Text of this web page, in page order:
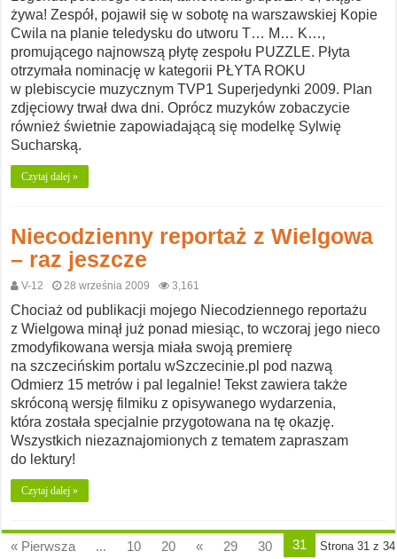
żywa! Zespół, pojawił się w sobotę na warszawskiej Kopie
Cwila na planie teledysku do utworu T… M… K…,
promującego najnowszą płytę zespołu PUZZLE. Płyta
otrzymała nominację w kategorii PŁYTA ROKU
w plebiscycie muzycznym TVP1 Superjedynki 2009. Plan
zdjęciowy trwał dwa dni. Oprócz muzyków zobaczycie
również świetnie zapowiadającą się modelkę Sylwię
Sucharską.
Czytaj dalej »
Niecodzienny reportaż z Wielgowa
– raz jeszcze
V-12 28 września 2009 3,161
Chociaż od publikacji mojego Niecodziennego reportażu
z Wielgowa minął już ponad miesiąc, to wczoraj jego nieco
zmodyfikowana wersja miała swoją premierę
na szczecińskim portalu wSzczecinie.pl pod nazwą
Odmierz 15 metrów i pal legalnie! Tekst zawiera także
skróconą wersję filmiku z opisywanego wydarzenia,
która została specjalnie przygotowana na tę okazję.
Wszystkich niezaznajomionych z tematem zapraszam
do lektury!
Czytaj dalej »
Strona 31 z 34
« Pierwsza ... 10 20 « 29 30
31